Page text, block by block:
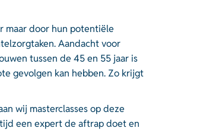
maar door hun potentiële
Aandacht voor
tussen de 45 en 55 jaar is
gevolgen kan hebben. Zo krijgt
wij masterclasses op deze
een expert de aftrap doet en